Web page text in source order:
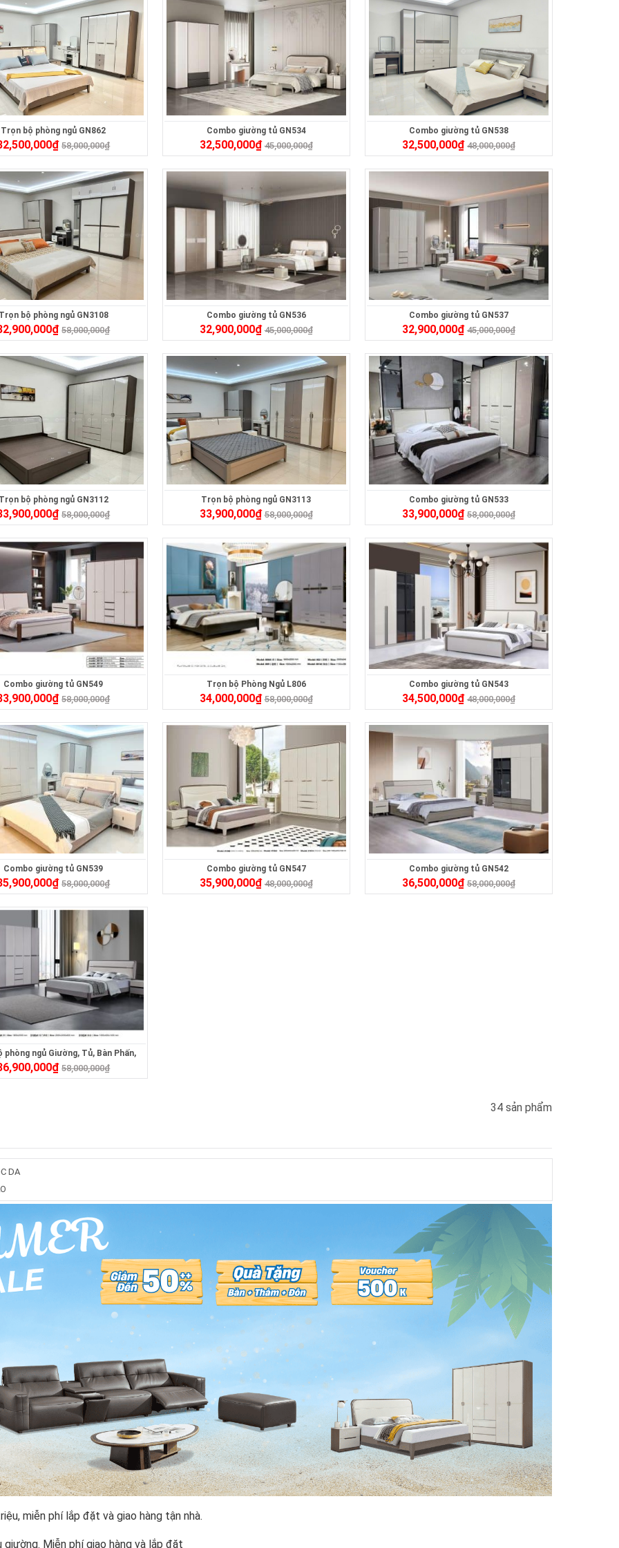
Trọn bộ phòng ngủ GN862
₫ 58,000,000₫
Combo giường tủ GN534
32,500,000₫ 45,000,000₫
Combo giường tủ GN538
32,500,000₫ 48,000,000₫
Trọn bộ phòng ngủ GN3108
₫ 58,000,000₫
Combo giường tủ GN536
32,900,000₫ 45,000,000₫
Combo giường tủ GN537
32,900,000₫ 45,000,000₫
Trọn bộ phòng ngủ GN3112
₫ 58,000,000₫
Trọn bộ phòng ngủ GN3113
33,900,000₫ 58,000,000₫
Combo giường tủ GN533
33,900,000₫ 58,000,000₫
Combo giường tủ GN549
₫ 58,000,000₫
Trọn bộ Phòng Ngủ L806
34,000,000₫ 58,000,000₫
Combo giường tủ GN543
34,500,000₫ 48,000,000₫
Combo giường tủ GN539
₫ 58,000,000₫
Combo giường tủ GN547
35,900,000₫ 48,000,000₫
Combo giường tủ GN542
36,500,000₫ 58,000,000₫
phòng ngủ Giường, Tủ, Bàn Phấn,
Tab3105
₫ 58,000,000₫
34 sản phẩm
DA
miễn phí lắp đặt và giao hàng tận nhà.
Miễn phí giao hàng và lắp đặt